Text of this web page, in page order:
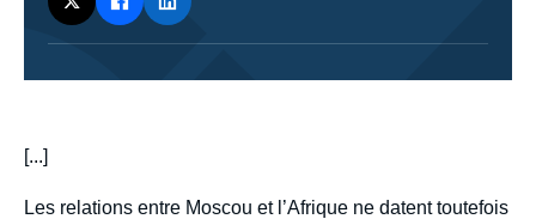
body
[...]
Les relations entre Moscou et l’Afrique ne datent toutefois